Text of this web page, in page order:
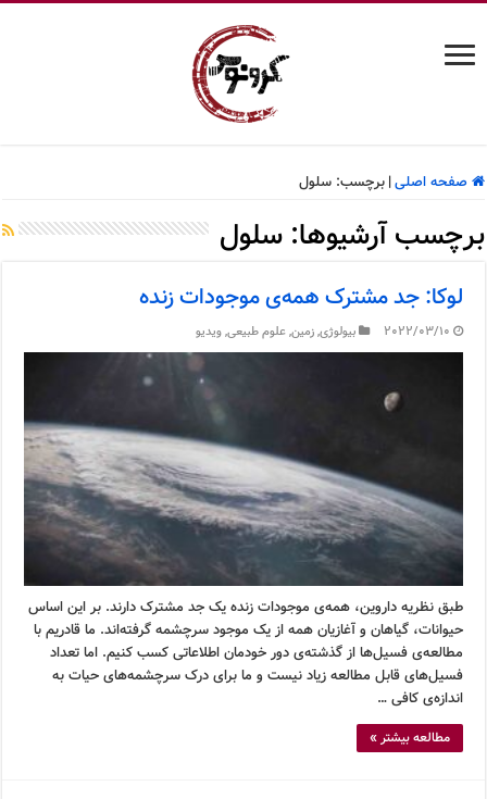
صفحه اصلی| برچسب:سلول
برچسب آرشیوها:سلول
لوکا: جد مشترک همه‌ی موجودات زنده
2022/03/10 بیولوژی,زمین,علوم طبیعی,ویدیو
طبق نظریه داروین، همه‌ی موجودات زنده یک جد مشترک دارند. بر این اساس
حیوانات، گیاهان و آغازیان همه از یک موجود سرچشمه گرفته‌اند. ما قادریم با
مطالعه‌ی فسیل‌ها از گذشته‌ی دور خودمان اطلاعاتی کسب کنیم. اما تعداد
فسیل‌های قابل مطالعه زیاد نیست و ما برای درک سرچشمه‌های حیات به
اندازه‌ی کافی …
مطالعه بیشتر »